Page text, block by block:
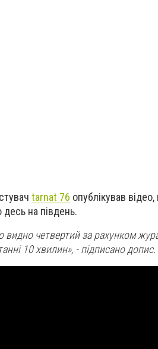
tarnat 76 опублікував
десь на південь.
видно четвертий за рахунком
10 хвилин», - підписано допис.